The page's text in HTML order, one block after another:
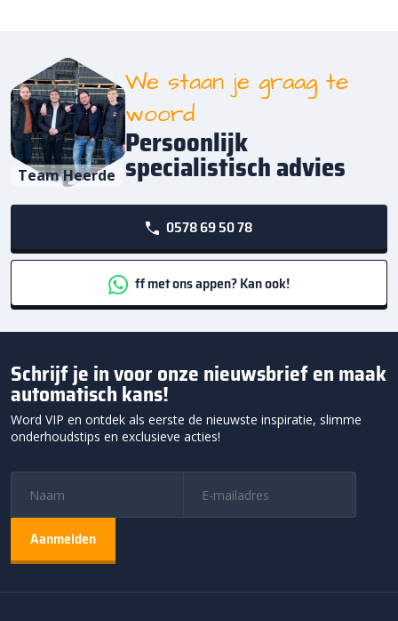
Team Heerde
We staan je graag te
woord
Persoonlijk
specialistisch advies
0578 69 50 78
ff met ons appen? Kan ook!
Schrijf je in voor onze nieuwsbrief en maak
automatisch kans!
Word VIP en ontdek als eerste de nieuwste inspiratie, slimme
onderhoudstips en exclusieve acties!